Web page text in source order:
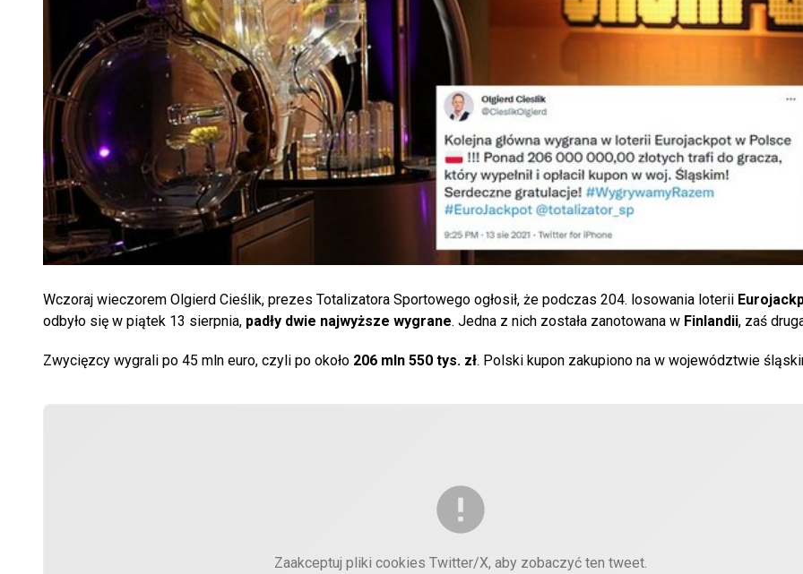
Wczoraj wieczorem Olgierd Cieślik, prezes Totalizatora Sportowego ogłosił, że podczas 204. losowania loterii
odbyło się w piątek 13 sierpnia, padły dwie najwyższe wygrane. Jedna z nich została zanotowana w Finlandii, zaś
Zwycięzcy wygrali po 45 mln euro, czyli po około 206 mln 550 tys. zł. Polski kupon zakupiono na w województwie
Zaakceptuj pliki cookies Twitter/X, aby zobaczyć ten tweet.